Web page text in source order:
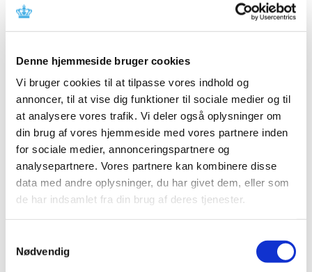
Denne hjemmeside bruger cookies
Vi bruger cookies til at tilpasse vores indhold og
annoncer, til at vise dig funktioner til sociale medier og til
at analysere vores trafik. Vi deler også oplysninger om
din brug af vores hjemmeside med vores partnere inden
for sociale medier, annonceringspartnere og
analysepartnere. Vores partnere kan kombinere disse
data med andre oplysninger, du har givet dem, eller som
de har indsamlet fra din brug af deres tjenester.
Nødvendig
Humlebæk Apotek har pr. 1. juni 2023 skiftet navn til
Espergærde Apotek. Bevillingen til at drive Espergærde…
Alle (2506)
TID
2026 (84)
2025 (158)
2024 (224)
2023 (195)
december (19)
november (30)
september (12)